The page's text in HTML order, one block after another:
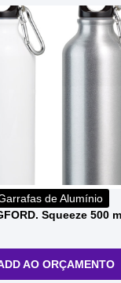
de Alumínio
Squeeze 500
AO ORÇAMENTO